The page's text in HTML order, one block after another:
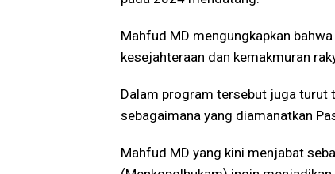
Mahfud MD mengungkapkan
kesejahteraan dan kemakmuran
Dalam program tersebut juga turut
sebagaimana yang diamanatkan
Mahfud MD yang kini menjabat